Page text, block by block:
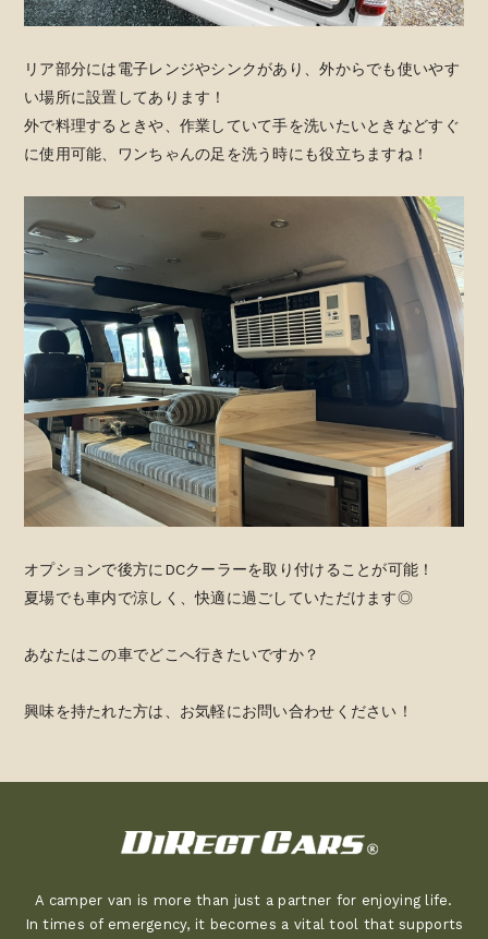
リア部分には電子レンジやシンクがあり、外からでも使いやす
い場所に設置してあります！
外で料理するときや、作業していて手を洗いたいときなどすぐ
に使用可能、ワンちゃんの足を洗う時にも役立ちますね！
オプションで後方にDCクーラーを取り付けることが可能！
夏場でも車内で涼しく、快適に過ごしていただけます◎
あなたはこの車でどこへ行きたいですか？
興味を持たれた方は、お気軽にお問い合わせください！
A camper van is more than just a partner for enjoying life.
In times of emergency, it becomes a vital tool that supports